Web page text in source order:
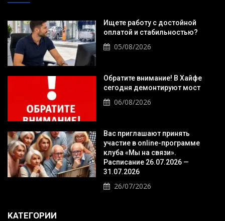
Ищете работу с достойной
оплатой и стабильностью?
05/08/2026
Обратите внимание! В Хайфе
сегодня демонтируют мост
06/08/2026
Вас приглашают принять
участие в online-программе
клуба «Мы на связи».
Расписание 26.07.2026 —
31.07.2026
26/07/2026
KАТЕГОРИИ